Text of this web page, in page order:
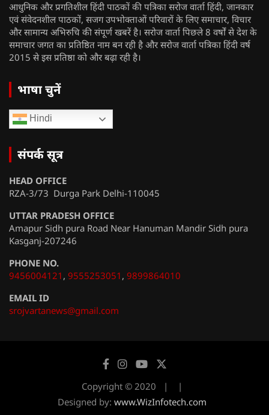
आधुनिक और प्रगतिशील हिंदी पाठकों की पत्रिका सरोज वार्ता हिंदी, जानकार
एवं संवेदनशील पाठकों, सजग उपभोक्ताओं परिवारों के लिए समाचार, विचार
और सामान्य अभिरुचि की संपूर्ण खबरें है। सरोज वार्ता पिछले 8 वर्षों से देश के
समाचार जगत का प्रतिष्ठित नाम बन रही है और सरोज वार्ता पत्रिका हिंदी वर्ष
2015 से इस प्रतिष्ठा को और बढ़ा रही है।
भाषा चुनें
Hindi
संपर्क सूत्र
HEAD OFFICE
RZA-3/73 Durga Park Delhi-110045
UTTAR PRADESH OFFICE
Amapur Sidh pura Road Near Hanuman Mandir Sidh pura
Kasganj-207246
PHONE NO.
9456004121 , 9555253051 , 9899864010
EMAIL ID
srojvartanews@gmail.com
Copyright © 2020
Designed by: www.WizInfotech.com